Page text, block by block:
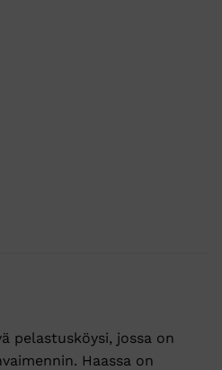
pelastusköysi, jossa on
Haassa on